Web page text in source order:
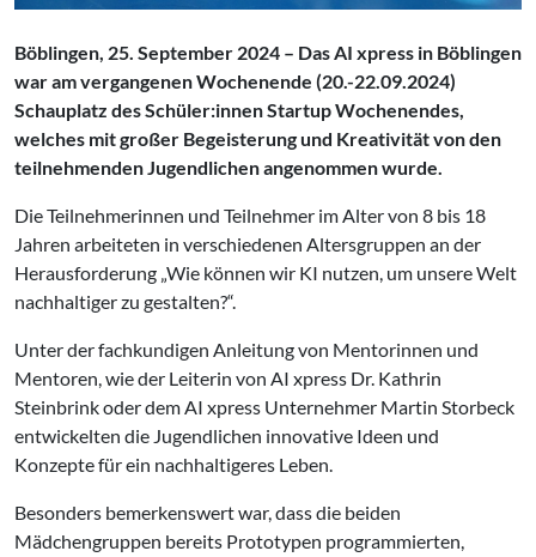
Böblingen, 25. September 2024 – Das AI xpress in Böblingen
war am vergangenen Wochenende (20.-22.09.2024)
Schauplatz des Schüler:innen Startup Wochenendes,
welches mit großer Begeisterung und Kreativität von den
teilnehmenden Jugendlichen angenommen wurde.
Die Teilnehmerinnen und Teilnehmer im Alter von 8 bis 18
Jahren arbeiteten in verschiedenen Altersgruppen an der
Herausforderung „Wie können wir KI nutzen, um unsere Welt
nachhaltiger zu gestalten?“.
Unter der fachkundigen Anleitung von Mentorinnen und
Mentoren, wie der Leiterin von AI xpress Dr. Kathrin
Steinbrink oder dem AI xpress Unternehmer Martin Storbeck
entwickelten die Jugendlichen innovative Ideen und
Konzepte für ein nachhaltigeres Leben.
Besonders bemerkenswert war, dass die beiden
Mädchengruppen bereits Prototypen programmierten,